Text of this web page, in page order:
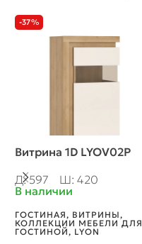
-37%
Витрина 1D LYOV02P
Д: 597
Ш: 420
В наличии
ГОСТИНАЯ, ВИТРИНЫ,
КОЛЛЕКЦИИ МЕБЕЛИ ДЛЯ
ГОСТИНОЙ, LYON